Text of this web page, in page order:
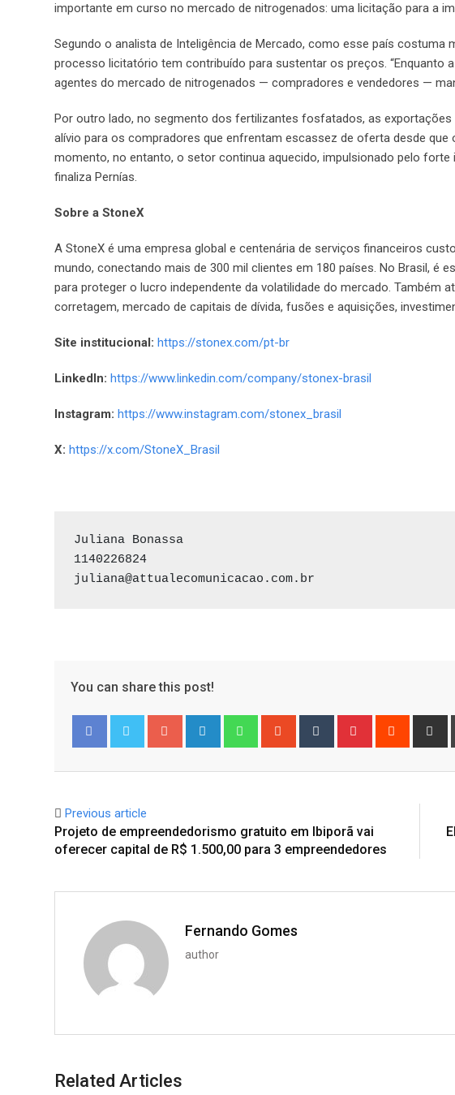
importante em curso no mercado de nitrogenados: uma licitação para a
Segundo o analista de Inteligência de Mercado, como esse país costuma
processo licitatório tem contribuído para sustentar os preços. “Enquanto
agentes do mercado de nitrogenados — compradores e vendedores —
Por outro lado, no segmento dos fertilizantes fosfatados, as
alívio para os compradores que enfrentam escassez de oferta desde que
momento, no entanto, o setor continua aquecido, impulsionado pelo forte
finaliza Pernías.
Sobre a StoneX
A StoneX é uma empresa global e centenária de serviços financeiros
mundo, conectando mais de 300 mil clientes em 180 países. No Brasil, é
para proteger o lucro independente da volatilidade do mercado. Também
corretagem, mercado de capitais de dívida, fusões e aquisições,
Site institucional: https://stonex.com/pt-br
LinkedIn: https://www.linkedin.com/company/stonex-brasil
Instagram: https://www.instagram.com/stonex_brasil
X: https://x.com/StoneX_Brasil
Juliana Bonassa
1140226824
juliana@attualecomunicacao.com.br
You can share this post!
Google+ LinkedIn WhatsappStumbleUpon
Tumblr Pinterest Reddit
Previous article
Projeto de empreendedorismo gratuito em Ibiporã vai
oferecer capital de R$ 1.500,00 para 3 empreendedores
Fernando Gomes
author
Related Articles